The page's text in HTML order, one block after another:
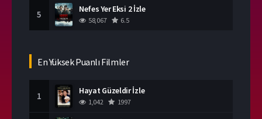
5 Nefes Yer Eksi 2 İzle
58,067 6.5
En Yüksek Puanlı Filmler
1 Hayat Güzeldir İzle
1,042 1997